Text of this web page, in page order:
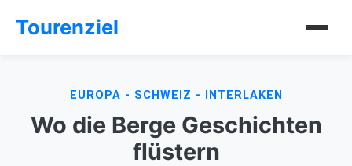
Tourenziel
EUROPA - SCHWEIZ - INTERLAKEN
Wo die Berge Geschichten
flüstern